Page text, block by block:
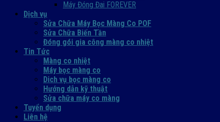
Máy Đóng Đai FOREVER
Dịch vụ
Sửa Chữa Máy Bọc Màng Co POF
Sửa Chữa Biến Tần
Đóng gói gia công màng co nhiệt
Tin Tức
Màng co nhiệt
Máy bọc màng co
Dich vụ bọc màng co
Hướng dẫn kỹ thuật
Sửa chữa máy co màng
Tuyển dụng
Liên hệ